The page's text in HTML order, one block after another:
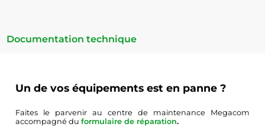
Documentation technique
Un de vos équipements est en panne ?
Faites le parvenir au centre de maintenance Megacom
accompagné duformulaire de réparation.